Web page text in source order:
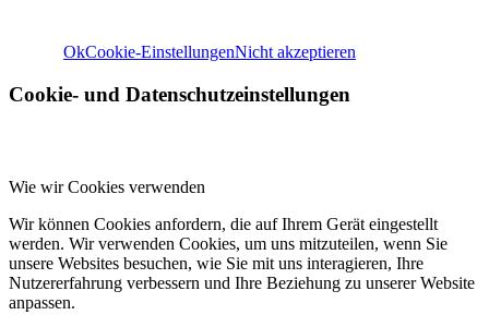
OkCookie-EinstellungenNicht akzeptieren
Cookie- und Datenschutzeinstellungen
Wie wir Cookies verwenden
Wir können Cookies anfordern, die auf Ihrem Gerät eingestellt
werden. Wir verwenden Cookies, um uns mitzuteilen, wenn Sie
unsere Websites besuchen, wie Sie mit uns interagieren, Ihre
Nutzererfahrung verbessern und Ihre Beziehung zu unserer Website
anpassen.